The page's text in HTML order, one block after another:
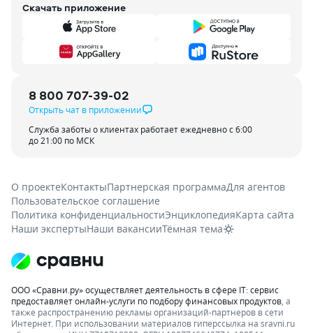
Скачать приложение
8 800 707-39-02
Открыть чат в приложении
Служба заботы о клиентах работает ежедневно с 6:00
до 21:00 по МСК
О проектеКонтактыПартнерская программаДля агентов
Пользовательское соглашение
Политика конфиденциальностиЭнциклопедияКарта сайта
Наши экспертыНаши вакансииТёмная тема
ООО «Сравни.ру» осуществляет деятельность в сфере IT: сервис
предоставляет онлайн-услуги по подбору финансовых продуктов , а
также распространению рекламы организаций-партнеров в сети
Интернет. При использовании материалов гиперссылка на sravni.ru